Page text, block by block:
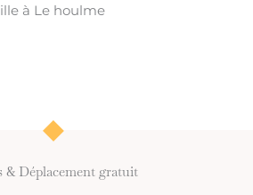
à Le houlme
& Déplacement gratuit